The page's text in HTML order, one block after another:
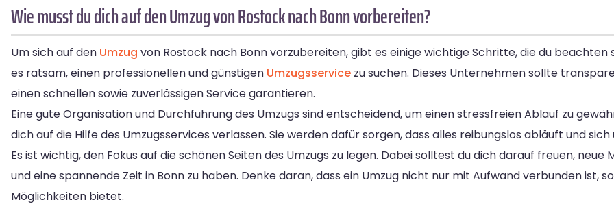
Wie musst du dich auf den Umzug von Rostock nach Bonn vorbereiten?
Um sich auf den Umzug von Rostock nach Bonn vorzubereiten, gibt es einige wichtige Schritte, die du beachten
es ratsam, einen professionellen und günstigen Umzugsservice zu suchen. Dieses Unternehmen sollte
einen schnellen sowie zuverlässigen Service garantieren.
Eine gute Organisation und Durchführung des Umzugs sind entscheidend, um einen stressfreien Ablauf zu
dich auf die Hilfe des Umzugsservices verlassen. Sie werden dafür sorgen, dass alles reibungslos abläuft und
Es ist wichtig, den Fokus auf die schönen Seiten des Umzugs zu legen. Dabei solltest du dich darauf freuen, neue
und eine spannende Zeit in Bonn zu haben. Denke daran, dass ein Umzug nicht nur mit Aufwand verbunden ist,
Möglichkeiten bietet.